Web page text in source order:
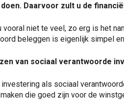
Daarvoor zult u de
vooral niet te veel, zo erg is het
beleggen is eigenlijk simpel
van sociaal verantwoorde
investering als sociaal
die goed zijn voor de